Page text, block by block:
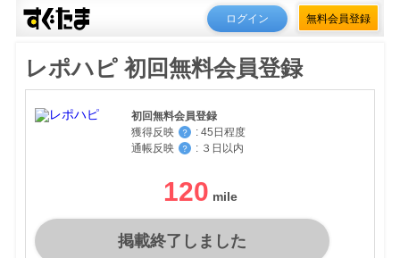
ログイン 無料会員登録
レポハピ 初回無料会員登録
初回無料会員登録
獲得反映
？ : 45日程度
通帳反映
？ : ３日以内
120
掲載終了しました